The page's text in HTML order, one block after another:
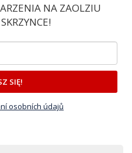
NA ZAOLZIU
SIĘ!
osobních údajů